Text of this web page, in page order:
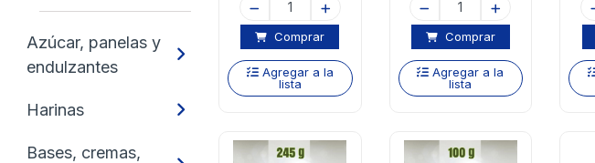
Azúcar, panelas y
endulzantes
Harinas
Bases, cremas,
Comprar
Agregar a la
lista
Comprar
Agregar a la
lista